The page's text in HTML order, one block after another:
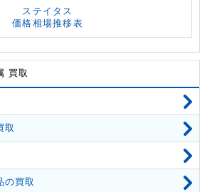
ステイタス
価格相場推移表
買取
取
の買取